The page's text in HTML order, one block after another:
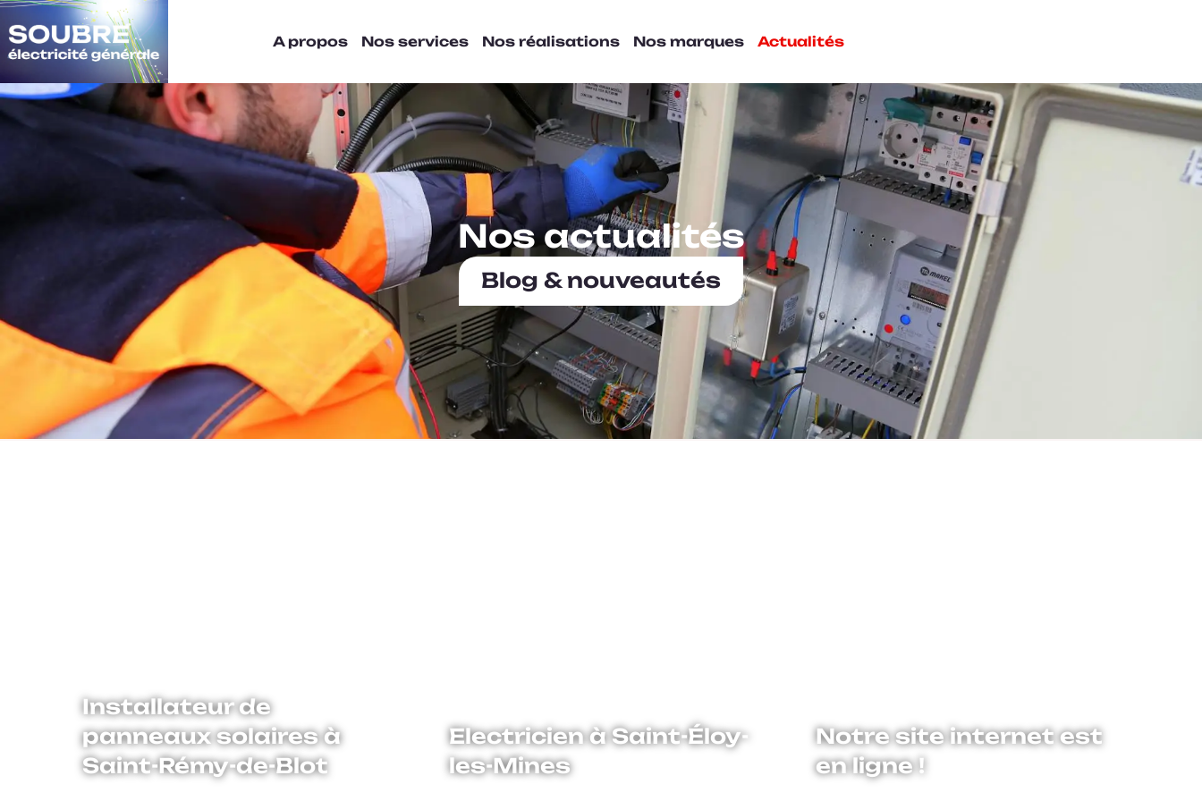
A propos Nos services Nos réalisations Nos marques Actualités
Nos actualités
Blog & nouveautés
Installateur de
panneaux solaires à
Saint-Rémy-de-Blot
Electricien à Saint-Éloy-
les-Mines
Notre site internet est
en ligne !